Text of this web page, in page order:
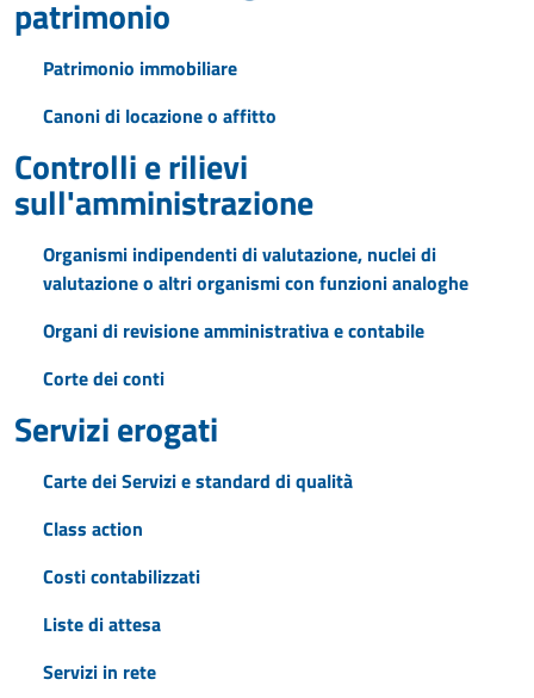
patrimonio
Patrimonio immobiliare
Canoni di locazione o affitto
Controlli e rilievi
sull'amministrazione
Organismi indipendenti di valutazione, nuclei di
valutazione o altri organismi con funzioni analoghe
Organi di revisione amministrativa e contabile
Corte dei conti
Servizi erogati
Carte dei Servizi e standard di qualità
Class action
Costi contabilizzati
Liste di attesa
Servizi in rete